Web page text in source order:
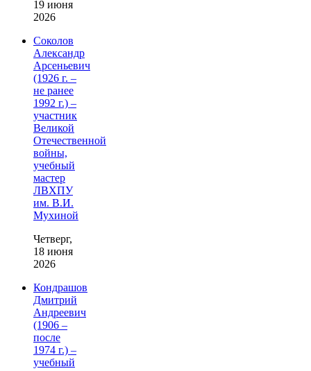
19 июня
2026
Соколов
Александр
Арсеньевич
(1926 г. –
не ранее
1992 г.) –
участник
Великой
Отечественной
войны,
учебный
мастер
ЛВХПУ
им. В.И.
Мухиной
Четверг,
18 июня
2026
Кондрашов
Дмитрий
Андреевич
(1906 –
после
1974 г.) –
учебный